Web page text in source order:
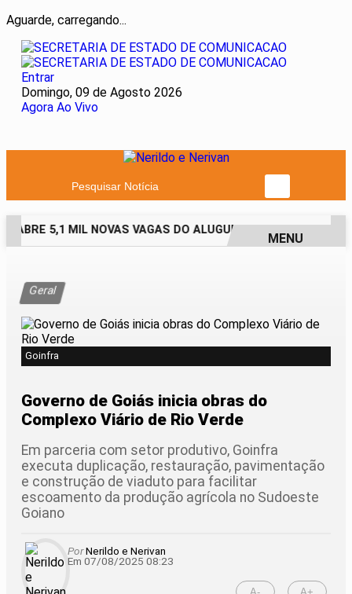
Aguarde, carregando...
Entrar
Domingo, 09 de Agosto 2026
Agora Ao Vivo
Pesquisar Notícia
ABRE 5,1 MIL NOVAS VAGAS DO ALUGUEL SOCIAL EM 40
MENU
Geral
Goinfra
Governo de Goiás inicia obras do
Complexo Viário de Rio Verde
Em parceria com setor produtivo, Goinfra
executa duplicação, restauração, pavimentação
e construção de viaduto para facilitar
escoamento da produção agrícola no Sudoeste
Goiano
PorNerildo e Nerivan
Em 07/08/2025 08:23